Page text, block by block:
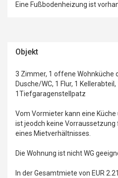
Eine Fußbodenheizung ist
Objekt
3 Zimmer, 1 offene Wohnküche
Dusche/WC, 1 Flur, 1
1Tiefgaragenstellpatz
Vom Vormieter kann eine
ist jeodch keine
eines Mietverhältnisses.
Die Wohnung ist nicht WG
In der Gesamtmiete von EUR